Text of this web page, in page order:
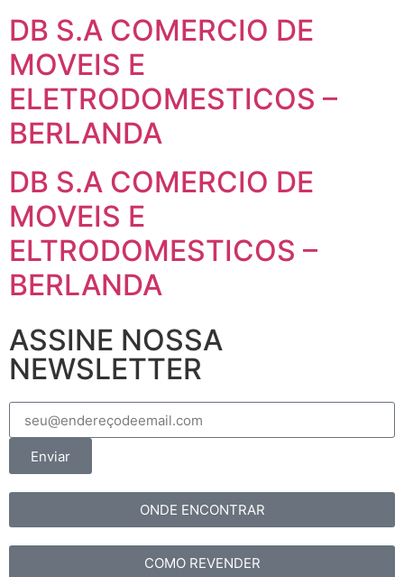
DB S.A COMERCIO DE
MOVEIS E
ELETRODOMESTICOS –
BERLANDA
DB S.A COMERCIO DE
MOVEIS E
ELTRODOMESTICOS –
BERLANDA
ASSINE NOSSA
NEWSLETTER
Enviar
ONDE ENCONTRAR
COMO REVENDER